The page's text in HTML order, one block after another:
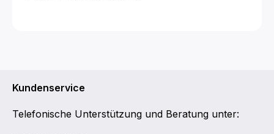
Kundenservice
Telefonische Unterstützung und Beratung unter: